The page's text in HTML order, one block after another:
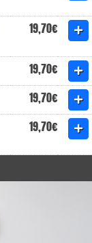
19,70€
19,70€
19,70€
19,70€